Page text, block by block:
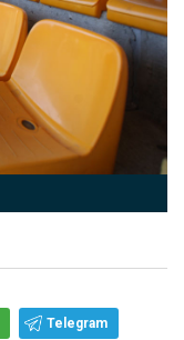
Telegram